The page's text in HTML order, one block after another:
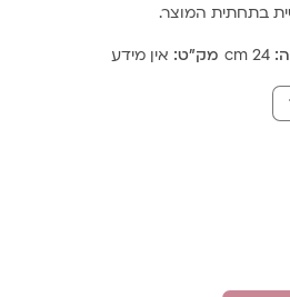
בתחתית המוצר.
24 cm מק"ט: אין מידע